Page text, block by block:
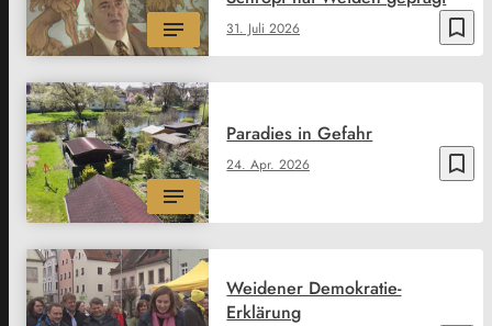
bookmark_border
31. Juli 2026
bookmark_border
24. Apr. 2026
Paradies in Gefahr
Weidener Demokratie-
Erklärung